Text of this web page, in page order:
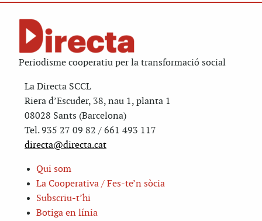
Periodisme cooperatiu per la transformació social
La Directa SCCL
Riera d’Escuder, 38, nau 1, planta 1
08028 Sants (Barcelona)
Tel. 935 27 09 82 / 661 493 117
directa@directa.cat
Qui som
La Cooperativa / Fes-te’n sòcia
Subscriu-t’hi
Botiga en línia